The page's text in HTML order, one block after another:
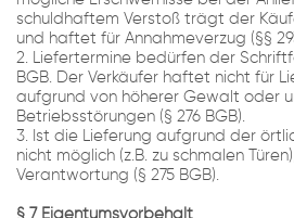
schuldhaftem Verstoß trägt der
und haftet für Annahmeverzug (§§
2. Liefertermine bedürfen der
BGB. Der Verkäufer haftet nicht für
aufgrund von höherer Gewalt oder
Betriebsstörungen (§ 276 BGB).
3. Ist die Lieferung aufgrund der
nicht möglich (z.B. zu schmalen
Verantwortung (§ 275 BGB).
§ 7 Eigentumsvorbehalt